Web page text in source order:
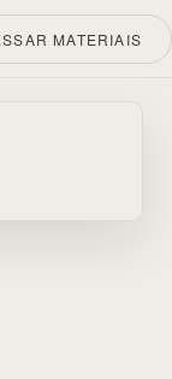
MATERIAIS